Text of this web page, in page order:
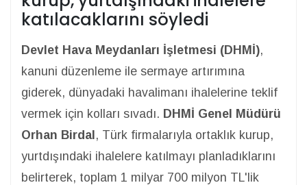
katılacaklarını söyledi
Devlet Hava Meydanları İşletmesi (DHMİ),
kanuni düzenleme ile sermaye artırımına
giderek, dünyadaki havalimanı ihalelerine teklif
vermek için kolları sıvadı. DHMİ Genel Müdürü
Orhan Birdal, Türk firmalarıyla ortaklık kurup,
yurtdışındaki ihalelere katılmayı planladıklarını
belirterek, toplam 1 milyar 700 milyon TL'lik